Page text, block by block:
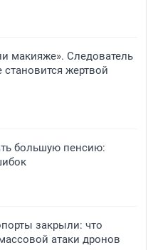
макияже». Следователь
жертвой
большую пенсию:
закрыли: что
атаки дронов